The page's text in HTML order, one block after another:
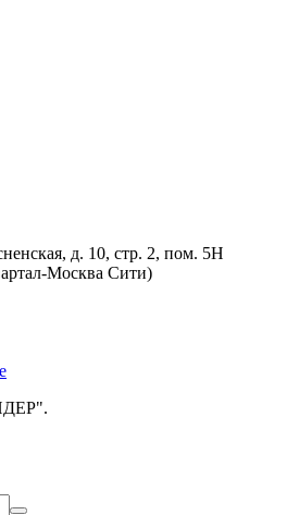
д. 10, стр. 2, пом. 5Н
Москва Сити)